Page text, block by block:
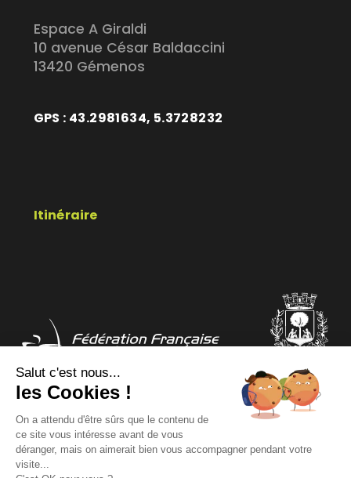
Espace A Giraldi
10 avenue César Baldaccini
13420 Gémenos
GPS : 43.2981634, 5.3728232
Itinéraire
COMITÉ DÉPARTEMENTAL COMITÉ RÉGIONAL
Mentions légales Données personnelles
Salut c'est nous...
les Cookies !
On a attendu d'être sûrs que le contenu de
ce site vous intéresse avant de vous
déranger, mais on aimerait bien vous accompagner pendant votre
visite...